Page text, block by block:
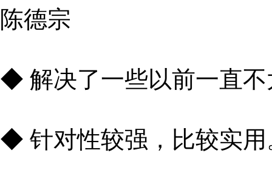
陈德宗
◆ 解决了一些以前一直
◆ 针对性较强，比较实